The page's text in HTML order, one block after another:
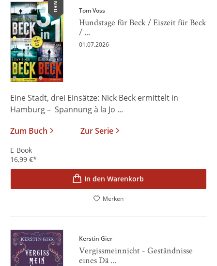
NEU Tom Voss
Hundstage für Beck / Eiszeit für Beck
/ ...
01.07.2026
Eine Stadt, drei Einsätze: Nick Beck ermittelt in
Hamburg – Spannung à la Jo ...
Zum Buch
Zur Serie
E-Book
16,99 €*
In den Warenkorb
Merken
Kerstin Gier
Vergissmeinnicht - Geständnisse
eines Dä ...